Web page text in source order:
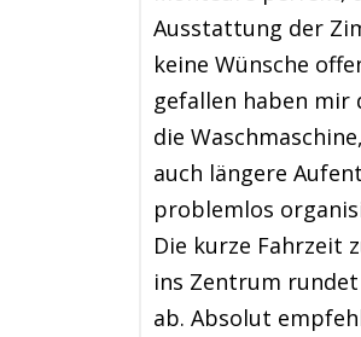
Ausstattung der
keine Wünsche
gefallen haben mir
die
auch längere
problemlos
Die kurze Fahrzeit
ins Zentrum
ab. Absolut